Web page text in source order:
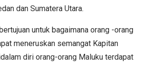
dan Sumatera Utara.
untuk bagaimana orang -orang
meneruskan semangat Kapitan
diri orang-orang Maluku terdapat